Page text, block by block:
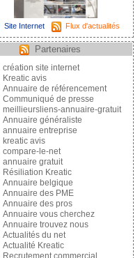
Site Internet Flux d'actualités
Partenaires
création site internet
Kreatic avis
Annuaire de référencement
Communiqué de presse
meillieursliens-annuaire-gratuit
Annuaire généraliste
annuaire entreprise
kreatic avis
compare-le-net
annuaire gratuit
Résiliation Kreatic
Annuaire belgique
Annuaire des PME
Annuaire des pros
Annuaire vous cherchez
Annuaire trouvez nous
Actualités du net
Actualité Kreatic
Recrutement commercial